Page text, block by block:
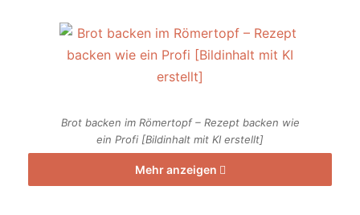
Brot backen im Römertopf – Rezept backen wie
ein Profi [Bildinhalt mit KI erstellt]
Zutaten für das Brot zum selbst backen aus dem
Mehr anzeigen